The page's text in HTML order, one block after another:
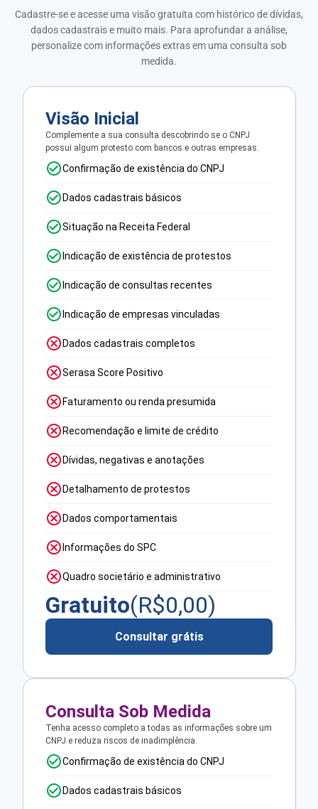
Cadastre-se e acesse uma visão gratuita com histórico de dívidas,
dados cadastrais e muito mais. Para aprofundar a análise,
personalize com informações extras em uma consulta sob
medida.
Visão Inicial
Complemente a sua consulta descobrindo se o CNPJ
possui algum protesto com bancos e outras empresas.
Confirmação de existência do CNPJ
Dados cadastrais básicos
Situação na Receita Federal
Indicação de existência de protestos
Indicação de consultas recentes
Indicação de empresas vinculadas
Dados cadastrais completos
Serasa Score Positivo
Faturamento ou renda presumida
Recomendação e limite de crédito
Dívidas, negativas e anotações
Detalhamento de protestos
Dados comportamentais
Informações do SPC
Quadro societário e administrativo
Gratuito(R$0,00)
Consultar grátis
Consulta Sob Medida
Tenha acesso completo a todas as informações sobre um
CNPJ e reduza riscos de inadimplência.
Confirmação de existência do CNPJ
Dados cadastrais básicos